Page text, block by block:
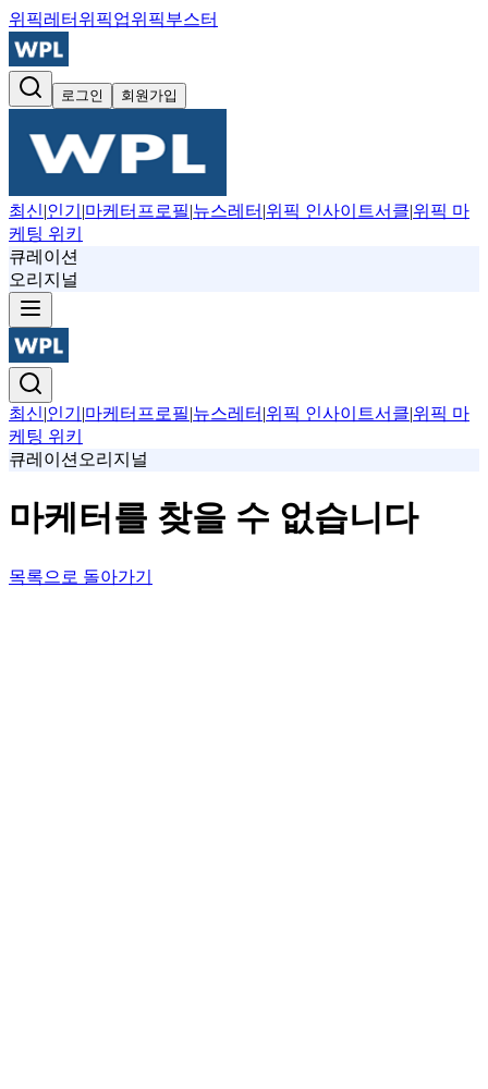
위픽레터 위픽업위픽부스터
로그인 회원가입
최신|인기 |마케터프로필|뉴스레터 |위픽 인사이트서클|위픽 마
케팅 위키
큐레이션
오리지널
최신|인기 |마케터프로필|뉴스레터 |위픽 인사이트서클|위픽 마
케팅 위키
큐레이션 오리지널
마케터를 찾을 수 없습니다
목록으로 돌아가기